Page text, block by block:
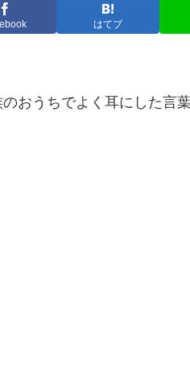
はてブ
おうちでよく耳にした言